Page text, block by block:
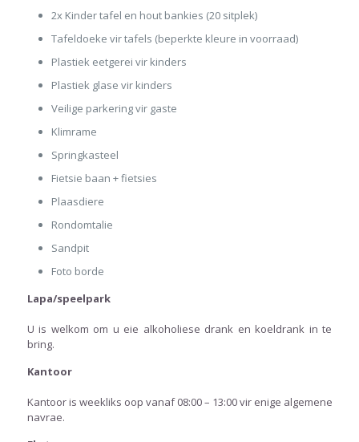
2x Kinder tafel en hout bankies (20 sitplek)
Tafeldoeke vir tafels (beperkte kleure in voorraad)
Plastiek eetgerei vir kinders
Plastiek glase vir kinders
Veilige parkering vir gaste
Klimrame
Springkasteel
Fietsie baan + fietsies
Plaasdiere
Rondomtalie
Sandpit
Foto borde
Lapa/speelpark
U is welkom om u eie alkoholiese drank en koeldrank in te
bring.
Kantoor
Kantoor is weekliks oop vanaf 08:00 – 13:00 vir enige algemene
navrae.